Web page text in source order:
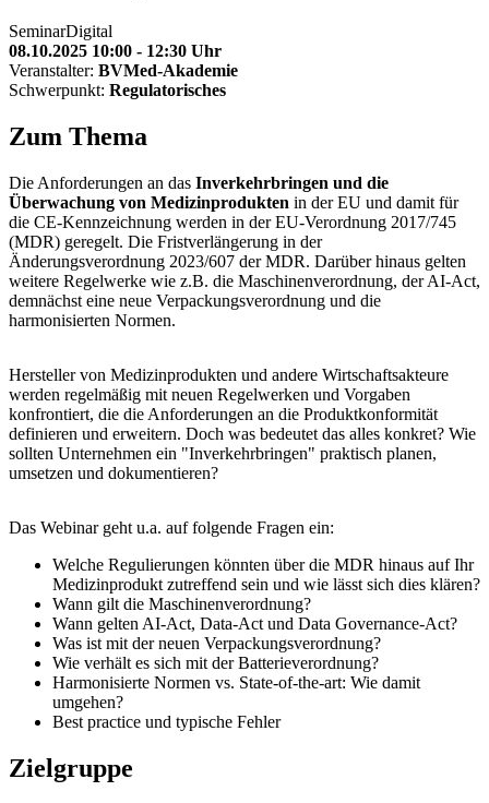
SeminarDigital
08.10.2025 10:00 - 12:30 Uhr
Veranstalter: BVMed-Akademie
Schwerpunkt: Regulatorisches
Zum Thema
Die Anforderungen an das Inverkehrbringen und die
Überwachung von Medizinprodukten in der EU und damit für
die CE-Kennzeichnung werden in der EU-Verordnung 2017/745
(MDR) geregelt. Die Fristverlängerung in der
Änderungsverordnung 2023/607 der MDR. Darüber hinaus gelten
weitere Regelwerke wie z.B. die Maschinenverordnung, der AI-Act,
demnächst eine neue Verpackungsverordnung und die
harmonisierten Normen.
Hersteller von Medizinprodukten und andere Wirtschaftsakteure
werden regelmäßig mit neuen Regelwerken und Vorgaben
konfrontiert, die die Anforderungen an die Produktkonformität
definieren und erweitern. Doch was bedeutet das alles konkret? Wie
sollten Unternehmen ein "Inverkehrbringen" praktisch planen,
umsetzen und dokumentieren?
Das Webinar geht u.a. auf folgende Fragen ein:
Welche Regulierungen könnten über die MDR hinaus auf Ihr
Medizinprodukt zutreffend sein und wie lässt sich dies klären?
Wann gilt die Maschinenverordnung?
Wann gelten AI-Act, Data-Act und Data Governance-Act?
Was ist mit der neuen Verpackungsverordnung?
Wie verhält es sich mit der Batterieverordnung?
Harmonisierte Normen vs. State-of-the-art: Wie damit
umgehen?
Best practice und typische Fehler
Zielgruppe